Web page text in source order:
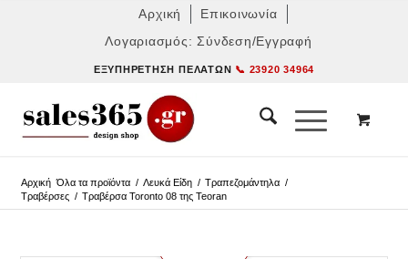
Αρχική
Επικοινωνία
Λογαριασμός: Σύνδεση/Εγγραφή
ΕΞΥΠΗΡΈΤΗΣΗ ΠΕΛΑΤΏΝ 📞 23920 34964
Αρχική Όλα τα προϊόντα / Λευκά Είδη / Τραπεζομάντηλα /
Τραβέρσες / Τραβέρσα Toronto 08 της Teoran